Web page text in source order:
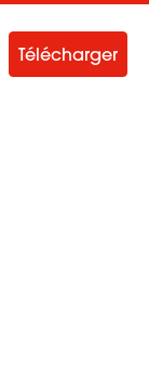
Télécharger